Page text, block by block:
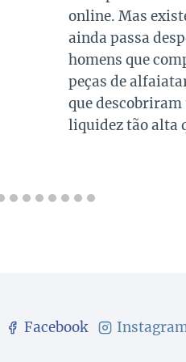
online. Mas
ainda passa
homens que
peças de
que
liquidez tão alta
Facebook